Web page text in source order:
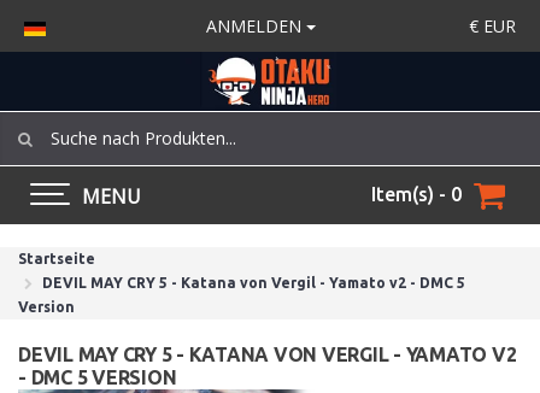
ANMELDEN € EUR
MENU Item(s) - 0
Startseite
DEVIL MAY CRY 5 - Katana von Vergil - Yamato v2 - DMC 5
Version
DEVIL MAY CRY 5 - KATANA VON VERGIL - YAMATO V2
- DMC 5 VERSION